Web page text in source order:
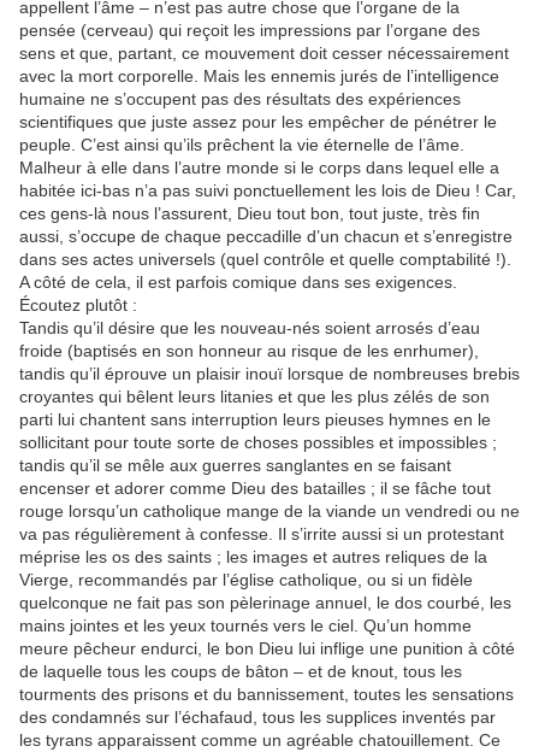
appellent l’âme – n’est pas autre chose que l’organe de la
pensée (cerveau) qui reçoit les impressions par l’organe des
sens et que, partant, ce mouvement doit cesser nécessairement
avec la mort corporelle. Mais les ennemis jurés de l’intelligence
humaine ne s’occupent pas des résultats des expériences
scientifiques que juste assez pour les empêcher de pénétrer le
peuple. C’est ainsi qu’ils prêchent la vie éternelle de l’âme.
Malheur à elle dans l’autre monde si le corps dans lequel elle a
habitée ici-bas n’a pas suivi ponctuellement les lois de Dieu ! Car,
ces gens-là nous l’assurent, Dieu tout bon, tout juste, très fin
aussi, s’occupe de chaque peccadille d’un chacun et s’enregistre
dans ses actes universels (quel contrôle et quelle comptabilité !).
A côté de cela, il est parfois comique dans ses exigences.
Écoutez plutôt :
Tandis qu’il désire que les nouveau-nés soient arrosés d’eau
froide (baptisés en son honneur au risque de les enrhumer),
tandis qu’il éprouve un plaisir inouï lorsque de nombreuses brebis
croyantes qui bêlent leurs litanies et que les plus zélés de son
parti lui chantent sans interruption leurs pieuses hymnes en le
sollicitant pour toute sorte de choses possibles et impossibles ;
tandis qu’il se mêle aux guerres sanglantes en se faisant
encenser et adorer comme Dieu des batailles ; il se fâche tout
rouge lorsqu’un catholique mange de la viande un vendredi ou ne
va pas régulièrement à confesse. Il s’irrite aussi si un protestant
méprise les os des saints ; les images et autres reliques de la
Vierge, recommandés par l’église catholique, ou si un fidèle
quelconque ne fait pas son pèlerinage annuel, le dos courbé, les
mains jointes et les yeux tournés vers le ciel. Qu’un homme
meure pêcheur endurci, le bon Dieu lui inflige une punition à côté
de laquelle tous les coups de bâton – et de knout, tous les
tourments des prisons et du bannissement, toutes les sensations
des condamnés sur l’échafaud, tous les supplices inventés par
les tyrans apparaissent comme un agréable chatouillement. Ce